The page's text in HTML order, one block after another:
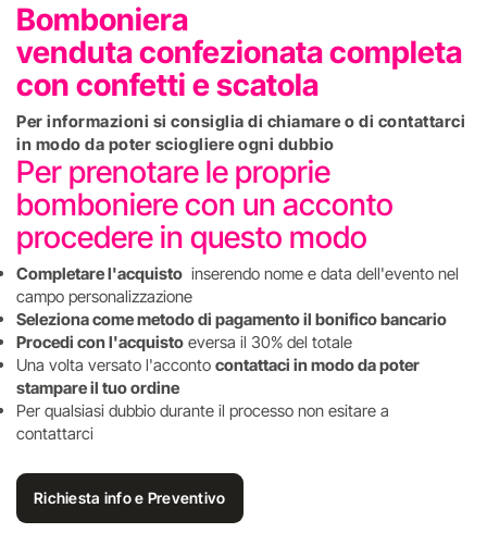
Bomboniera
venduta confezionata completa
con confetti e scatola
Per informazioni si consiglia di chiamare o di contattarci
in modo da poter sciogliere ogni dubbio
Per prenotare le proprie
bomboniere con un acconto
procedere in questo modo
Completare l'acquisto inserendo nome e data dell'evento nel
campo personalizzazione
Seleziona come metodo di pagamento il bonifico bancario
Procedi con l'acquisto eversa il 30% del totale
Una volta versato l'acconto contattaci in modo da poter
stampare il tuo ordine
Per qualsiasi dubbio durante il processo non esitare a
contattarci
Richiesta info e Preventivo